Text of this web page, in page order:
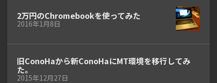
2万円のChromebookを使ってみた
2016年1月8日
旧ConoHaから新ConoHaにMT環境を移行してみ
た。
2015年12月27日